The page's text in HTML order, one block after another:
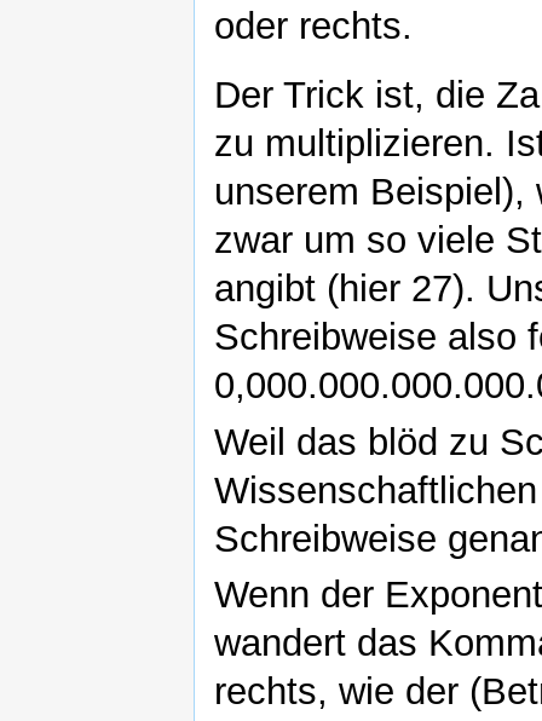
oder rechts.
Der Trick ist, die
zu multiplizieren.
unserem
zwar um so viele
angibt (hier 27).
Schreibweise also
Weil das blöd zu
Schreibweise
Wenn der
wandert das
rechts, wie der